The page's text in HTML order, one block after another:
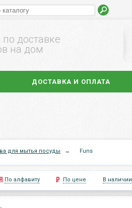
доставке
на дом
ДОСТАВКА И ОПЛАТА
для мытья посуды → Funs
По алфавиту По цене В наличии